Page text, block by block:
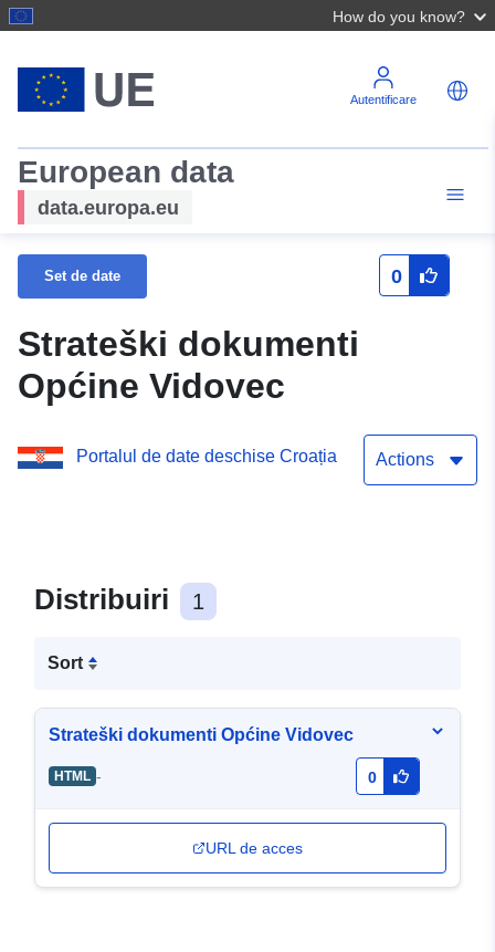
How do you know?
Autentificare
European data
data.europa.eu
Set de date 0
Strateški dokumenti
Općine Vidovec
Portalul de date deschise Croația Actions
Distribuiri 1
Sort
Strateški dokumenti Općine Vidovec
HTML - 0
URL de acces